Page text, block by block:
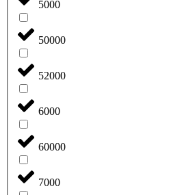
5000
50000
52000
6000
60000
7000